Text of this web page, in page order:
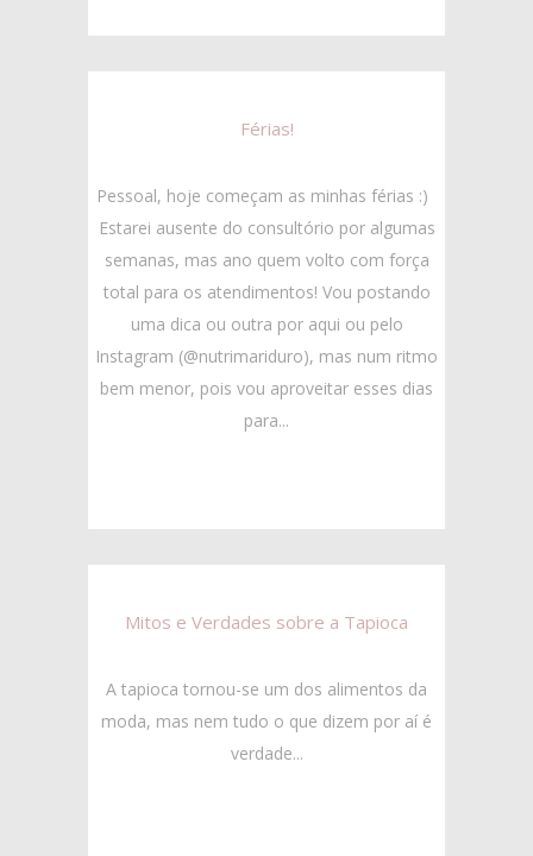
Férias!
Pessoal, hoje começam as minhas férias :)
Estarei ausente do consultório por algumas
semanas, mas ano quem volto com força
total para os atendimentos! Vou postando
uma dica ou outra por aqui ou pelo
Instagram (@nutrimariduro), mas num ritmo
bem menor, pois vou aproveitar esses dias
para...
Mitos e Verdades sobre a Tapioca
A tapioca tornou-se um dos alimentos da
moda, mas nem tudo o que dizem por aí é
verdade...